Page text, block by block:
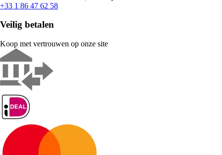
+33 1 86 47 62 58
Veilig betalen
Koop met vertrouwen op onze site